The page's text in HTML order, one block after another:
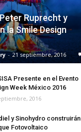
Ruprecht y
la Smile Design
- 21 septiembre, 2016
Presente en el Evento
Week México 2016
2016
y Sinohydro construirán
Fotovoltaico